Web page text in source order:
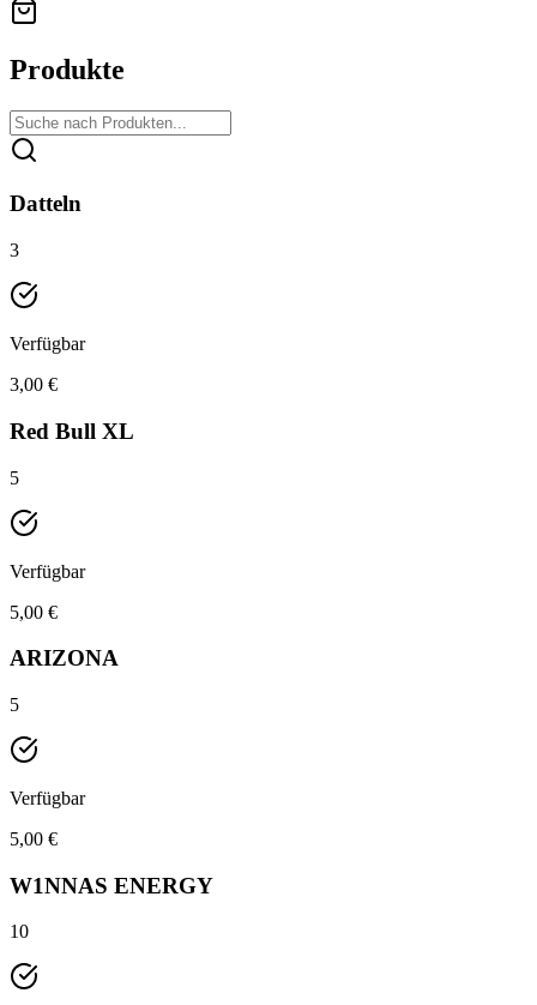
Produkte
Datteln
3
Verfügbar
3,00 €
Red Bull XL
5
Verfügbar
5,00 €
ARIZONA
5
Verfügbar
5,00 €
W1NNAS ENERGY
10